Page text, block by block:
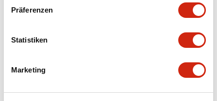
Präferenzen
Statistiken
Marketing
portion)